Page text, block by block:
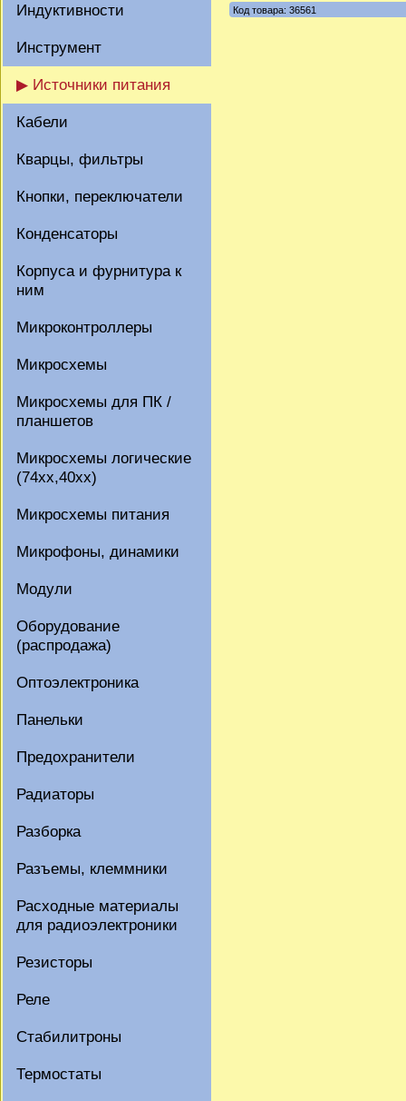
Индуктивности
Инструмент
▶ Источники питания
Кабели
Кварцы, фильтры
Кнопки, переключатели
Конденсаторы
Корпуса и фурнитура к
ним
Микроконтроллеры
Микросхемы
Микросхемы для ПК /
планшетов
Микросхемы логические
(74xx,40xx)
Микросхемы питания
Микрофоны, динамики
Модули
Оборудование
(распродажа)
Оптоэлектроника
Панельки
Предохранители
Радиаторы
Разборка
Разъемы, клеммники
Расходные материалы
для радиоэлектроники
Резисторы
Реле
Стабилитроны
Термостаты
Код товара: 36561